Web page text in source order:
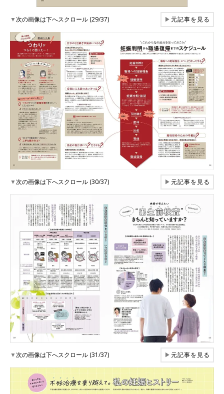
▼次の画像は下へスクロール (29/37) ▶元記事を見る
▼次の画像は下へスクロール (30/37) ▶元記事を見る
▼次の画像は下へスクロール (31/37) ▶元記事を見る